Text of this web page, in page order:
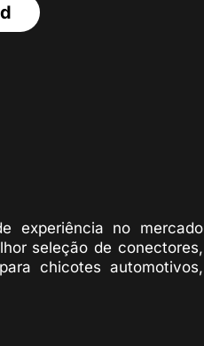
experiência no mercado
seleção de conectores,
chicotes automotivos,